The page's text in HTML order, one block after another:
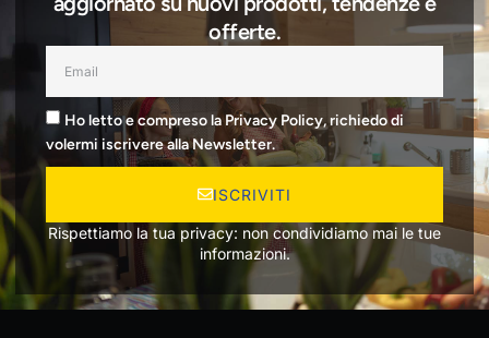
offerte.
Ho letto e compreso la Privacy Policy, richiedo di
volermi iscrivere alla Newsletter.
ISCRIVITI
Rispettiamo la tua privacy: non condividiamo mai le tue
informazioni.